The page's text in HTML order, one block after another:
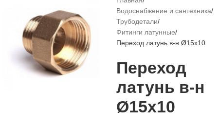
Водоснабжение и сантехника
Трубодетали
Фитинги латунные
Переход латунь в-н Ø15х10
Переход
латунь в-н
Ø15х10